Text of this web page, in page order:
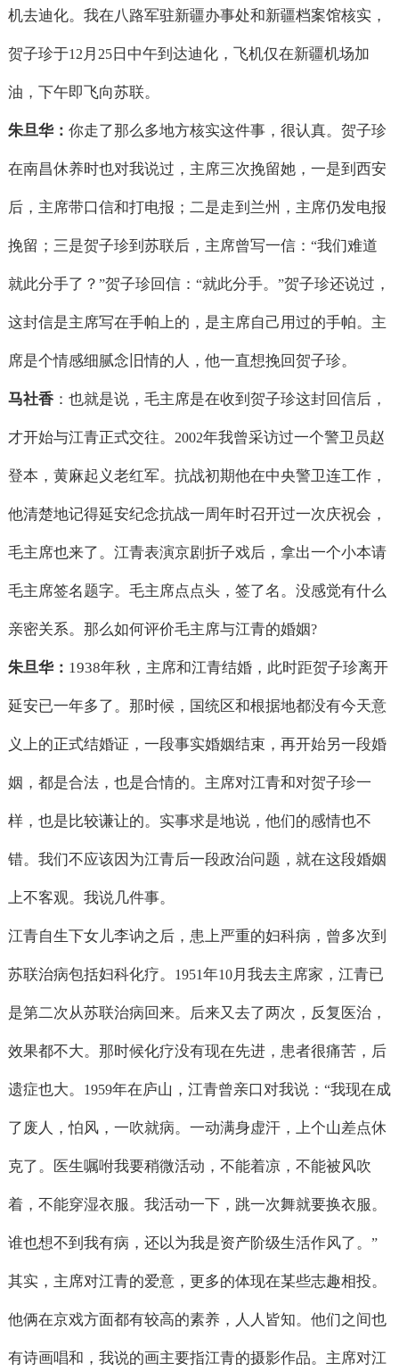
机去迪化。我在八路军驻新疆办事处和新疆档案馆核实，
贺子珍于12月 25日中午到达迪化，飞机仅在新疆机场加
油，下午即飞向苏联。
朱旦华： 你走了那么多地方核实这件事，很认真。贺子珍
在南昌休养时也对我说过，主席三次挽留她，一是到西安
后，主席带口信和打电报；二是走到兰州，主席仍发电报
挽留；三是贺子珍到苏联后，主席曾写一信： “我们难道
就此分手了？ ”贺子珍回信： “就此分手。 ”贺子珍还说过，
这封信是主席写在手帕上的，是主席自己用过的手帕。主
席是个情感细腻念旧情的人，他一直想挽回贺子珍。
马社香：也就是说，毛主席是在收到贺子珍这封回信后，
才开始与江青正式交往。 2002年我曾采访过一个警卫员赵
登本，黄麻起义老红军。抗战初期他在中央警卫连工作，
他清楚地记得延安纪念抗战一周年时召开过一次庆祝会，
毛主席也来了。江青表演京剧折子戏后，拿出一个小本请
毛主席签名题字。毛主席点点头，签了名。没感觉有什么
亲密关系。那么如何评价毛主席与江青的婚姻?
朱旦华： 1938年秋，主席和江青结婚，此时距贺子珍离开
延安已一年多了。那时候，国统区和根据地都没有今天意
义上的正式结婚证，一段事实婚姻结束，再开始另一段婚
姻，都是合法，也是合情的。主席对江青和对贺子珍一
样，也是比较谦让的。实事求是地说，他们的感情也不
错。我们不应该因为江青后一段政治问题，就在这段婚姻
上不客观。我说几件事。
江青自生下女儿李讷之后，患上严重的妇科病，曾多次到
苏联治病包括妇科化疗。 1951年10月我去主席家，江青已
是第二次从苏联治病回来。后来又去了两次，反复医治，
效果都不大。那时候化疗没有现在先进，患者很痛苦，后
遗症也大。 1959年在庐山，江青曾亲口对我说： “我现在成
了废人，怕风，一吹就病。一动满身虚汗，上个山差点休
克了。医生嘱咐我要稍微活动，不能着凉，不能被风吹
着，不能穿湿衣服。我活动一下，跳一次舞就要换衣服。
谁也想不到我有病，还以为我是资产阶级生活作风了。 ”
其实，主席对江青的爱意，更多的体现在某些志趣相投。
他俩在京戏方面都有较高的素养，人人皆知。他们之间也
有诗画唱和，我说的画主要指江青的摄影作品。主席对江